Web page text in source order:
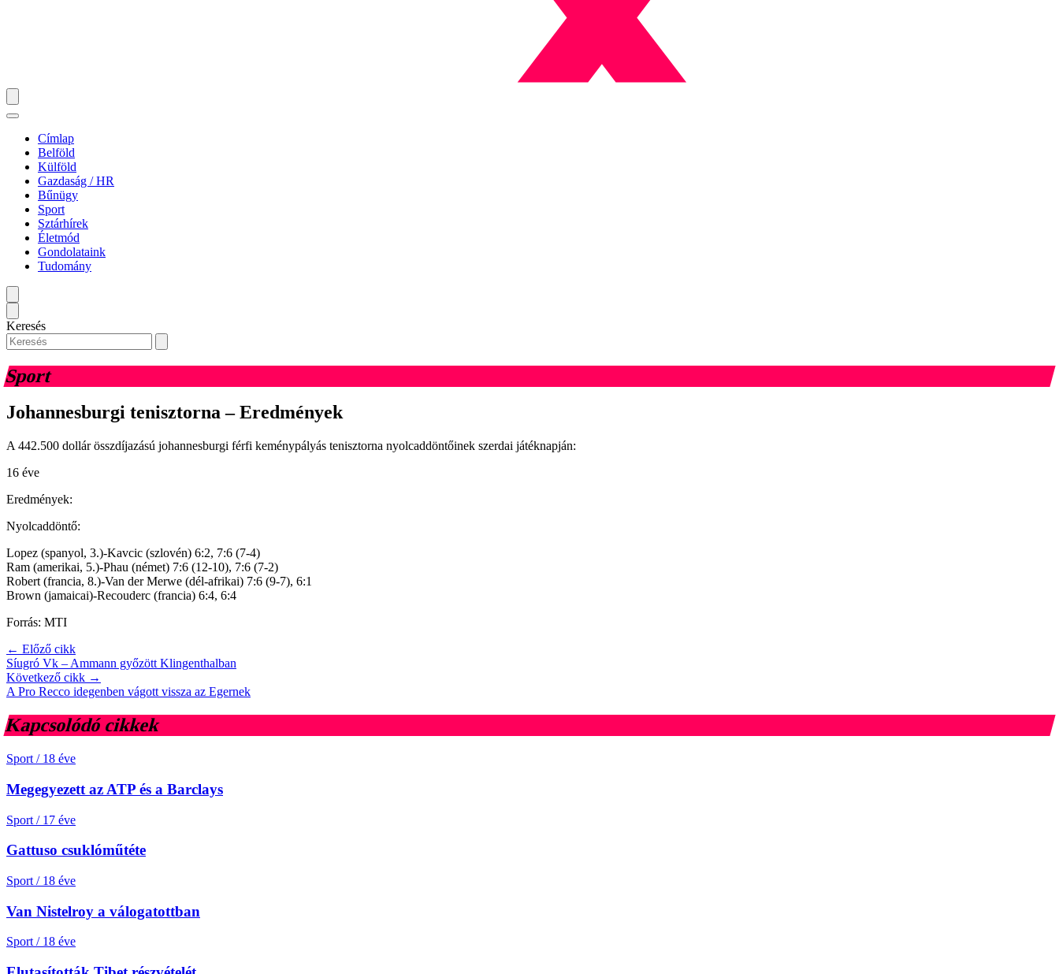
Címlap
Belföld
Külföld
Gazdaság / HR
Bűnügy
Sport
Sztárhírek
Életmód
Gondolataink
Tudomány
Keresés
Sport
Johannesburgi tenisztorna – Eredmények
A 442.500 dollár összdíjazású johannesburgi férfi keménypályás tenisztorna nyolcaddöntőinek szerdai játéknapján:
16 éve
Eredmények:
Nyolcaddöntő:
Lopez (spanyol, 3.)-Kavcic (szlovén) 6:2, 7:6 (7-4)
Ram (amerikai, 5.)-Phau (német) 7:6 (12-10), 7:6 (7-2)
Robert (francia, 8.)-Van der Merwe (dél-afrikai) 7:6 (9-7), 6:1
Brown (jamaicai)-Recouderc (francia) 6:4, 6:4
Forrás: MTI
← Előző cikk
Síugró Vk – Ammann győzött Klingenthalban
Következő cikk →
A Pro Recco idegenben vágott vissza az Egernek
Kapcsolódó cikkek
Sport / 18 éve
Megegyezett az ATP és a Barclays
Sport / 17 éve
Gattuso csuklóműtéte
Sport / 18 éve
Van Nistelroy a válogatottban
Sport / 18 éve